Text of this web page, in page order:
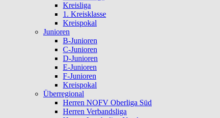
Kreisliga
1. Kreisklasse
Kreispokal
Junioren
B-Junioren
C-Junioren
D-Junioren
E-Junioren
F-Junioren
Kreispokal
Überregional
Herren NOFV Oberliga Süd
Herren Verbandsliga